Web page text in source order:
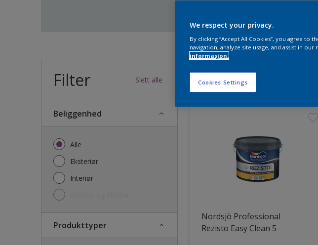
Filter Slett alle
Beliggenhed
Alle
Eksteriør
Interiør
Produkttyper
38produkter funnet
Nordsjö Professional
Rezisto Easy Clean 5
We respect your privacy.
By clicking “Accept All Cookies”, you agree to
navigation, analyze site usage, and assist in
informasjon.
Cookies Settings